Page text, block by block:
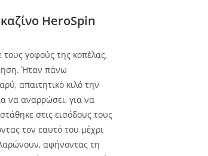
HeroSpin
γοφούς της κοπέλας,
Ήταν πάνω
απαιτητικό κιλό την
να αναρρώσει, για να
στις εισόδους τους
τον εαυτό του μέχρι
αφήνοντας τη